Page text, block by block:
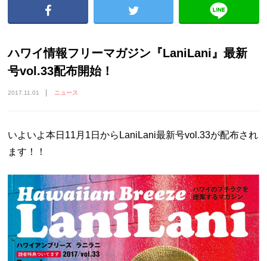
ハワイ情報フリーマガジン『LaniLani』最新
号vol.33配布開始！
2017.11.01 ニュース
いよいよ本日11月1日からLaniLani最新号vol.33が配布され
ます！！